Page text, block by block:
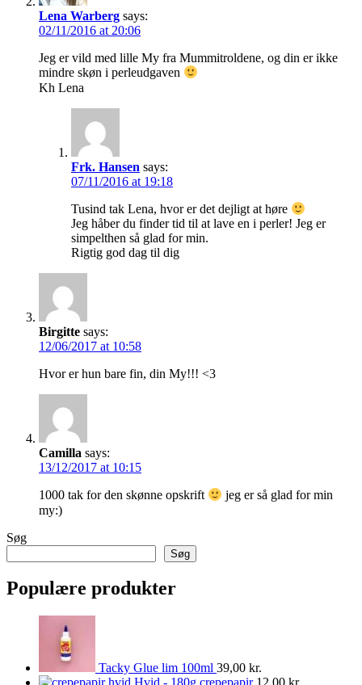
Lena Warberg says:
02/11/2016 at 20:06
Jeg er vild med lille My fra Mummitroldene, og din er ikke
mindre skøn i perleudgaven
Kh Lena
Frk. Hansen says:
07/11/2016 at 19:18
Tusind tak Lena, hvor er det dejligt at høre
Jeg håber du finder tid til at lave en i perler! Jeg er
simpelthen så glad for min.
Rigtig god dag til dig
Birgitte says:
12/06/2017 at 10:58
Hvor er hun bare fin, din My!!! <3
Camilla says:
13/12/2017 at 10:15
1000 tak for den skønne opskrift
jeg er så glad for min
my:)
Søg
Søg
Populære produkter
Tacky Glue lim 100ml 39,00 kr.